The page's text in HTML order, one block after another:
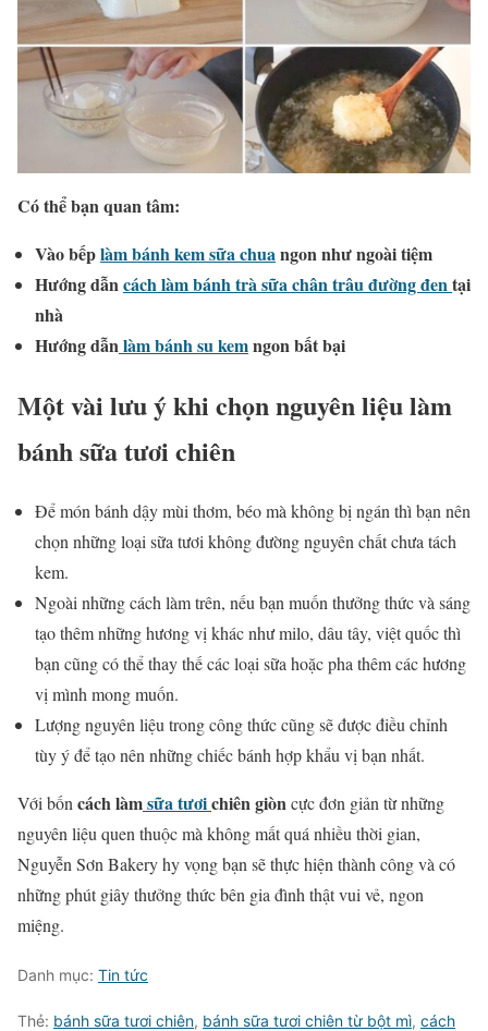
Có thể bạn quan tâm:
Vào bếplàm bánh kem sữa chuangon như ngoài tiệm
Hướng dẫncách làm bánh trà sữa chân trâu đường đentại
nhà
Hướng dẫnlàm bánh su kemngon bất bại
Một vài lưu ý khi chọn nguyên liệu làm
bánh sữa tươi chiên
Để món bánh dậy mùi thơm, béo mà không bị ngán thì bạn nên
chọn những loại sữa tươi không đường nguyên chất chưa tách
kem.
Ngoài những cách làm trên, nếu bạn muốn thưởng thức và sáng
tạo thêm những hương vị khác như milo, dâu tây, việt quốc thì
bạn cũng có thể thay thế các loại sữa hoặc pha thêm các hương
vị mình mong muốn.
Lượng nguyên liệu trong công thức cũng sẽ được điều chỉnh
tùy ý để tạo nên những chiếc bánh hợp khẩu vị bạn nhất.
Với bốn cách làmsữa tươichiên giòncực đơn giản từ những
nguyên liệu quen thuộc mà không mất quá nhiều thời gian,
Nguyễn Sơn Bakery hy vọng bạn sẽ thực hiện thành công và có
những phút giây thưởng thức bên gia đình thật vui vẻ, ngon
miệng.
Danh mục: Tin tức
Thẻ: bánh sữa tươi chiên, bánh sữa tươi chiên từ bột mì, cách